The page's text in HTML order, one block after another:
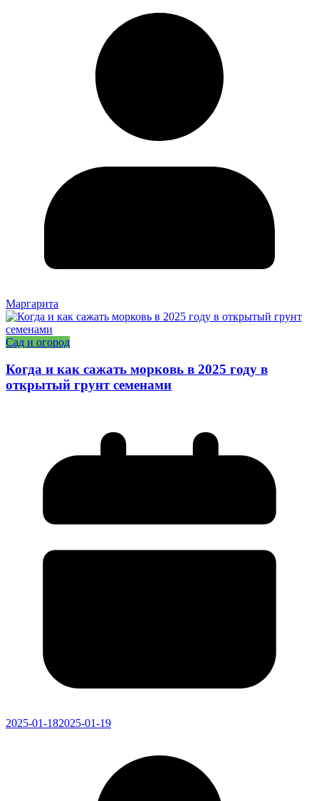
Маргарита
Сад и огород
Когда и как сажать морковь в 2025 году в
открытый грунт семенами
2025-01-182025-01-19